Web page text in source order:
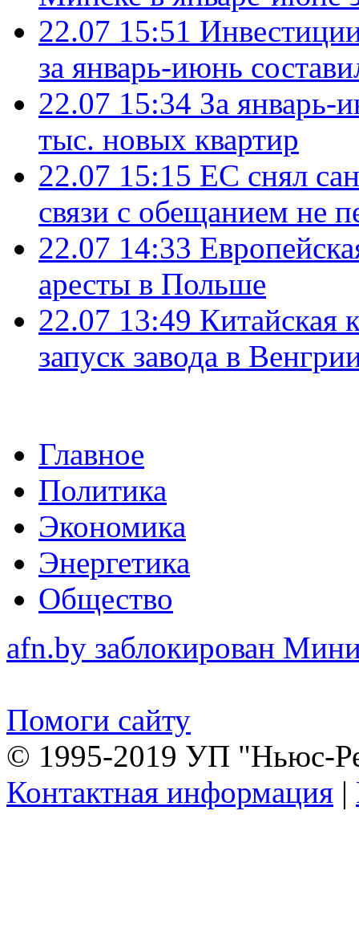
22.07 15:51
за январь-июнь
22.07 15:34 За январь-
тыс. новых квартир
22.07 15:15 ЕС снял
связи с обещанием не
22.07 14:33
аресты в Польше
22.07 13:49 Китайская
запуск завода в
Главное
Политика
Экономика
Энергетика
Общество
afn.by заблокирован
Помоги сайту
© 1995-2019 УП "Ньюс-
Контактная информация |